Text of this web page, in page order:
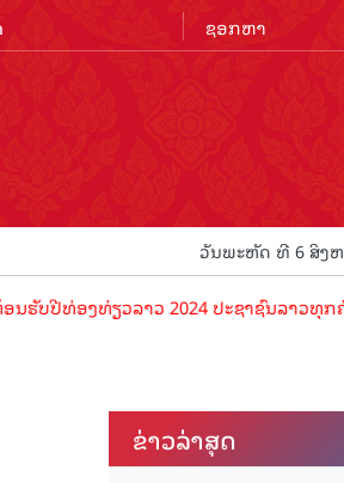
ວັນພະຫັດ ທີ 6 ສິງຫ
ທ່ຽວລາວ 2024 ປະຊາຊົນລາວທຸກຄົນຈົ່ງພ້
ຂ່າວ​ລ່າ​ສຸດ